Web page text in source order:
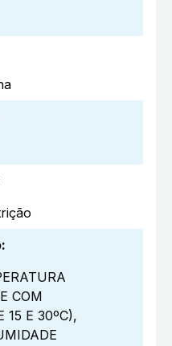
:
COM
15 E 30ºC),